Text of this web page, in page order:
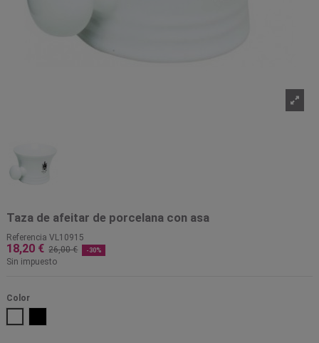
Taza de afeitar de porcelana con asa
Referencia VL10915
18,20 € 26,00 € -30%
Sin impuesto
Color